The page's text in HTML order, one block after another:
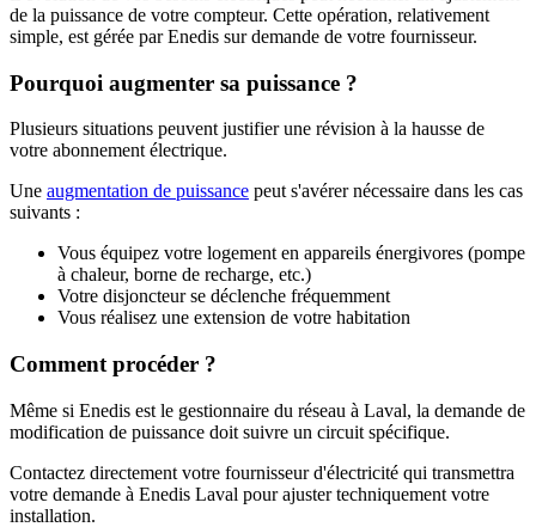
de la puissance de votre compteur. Cette opération, relativement
simple, est gérée par Enedis sur demande de votre fournisseur.
Pourquoi augmenter sa puissance ?
Plusieurs situations peuvent justifier une révision à la hausse de
votre abonnement électrique.
Une augmentation de puissance peut s'avérer nécessaire dans les cas
suivants :
Vous équipez votre logement en appareils énergivores (pompe
à chaleur, borne de recharge, etc.)
Votre disjoncteur se déclenche fréquemment
Vous réalisez une extension de votre habitation
Comment procéder ?
Même si Enedis est le gestionnaire du réseau à Laval, la demande de
modification de puissance doit suivre un circuit spécifique.
Contactez directement votre fournisseur d'électricité qui transmettra
votre demande à Enedis Laval pour ajuster techniquement votre
installation.